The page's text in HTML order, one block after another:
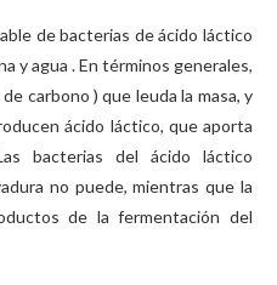
de bacterias de ácido láctico
y agua . En términos generales,
carbono ) que leuda la masa, y
ácido láctico, que aporta
bacterias del ácido láctico
no puede, mientras que la
de la fermentación del